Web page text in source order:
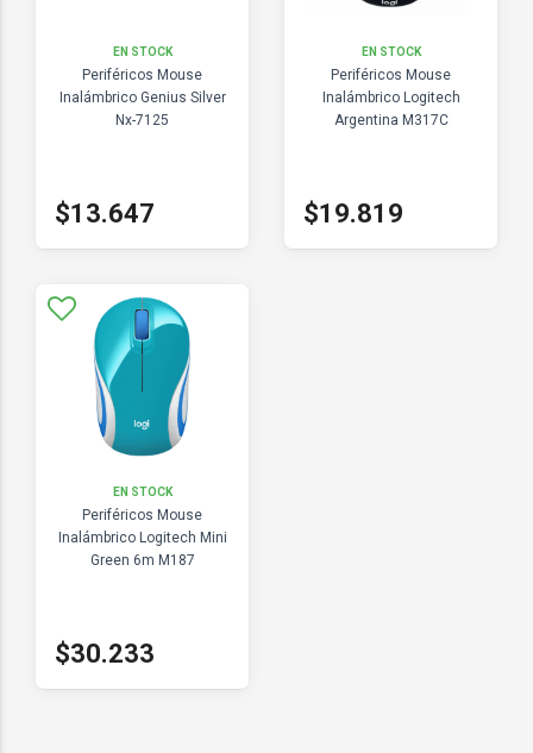
EN STOCK
Periféricos Mouse
Inalámbrico Genius Silver
Nx-7125
$13.647
EN STOCK
Periféricos Mouse
Inalámbrico Logitech
Argentina M317C
$19.819
EN STOCK
Periféricos Mouse
Inalámbrico Logitech Mini
Green 6m M187
$30.233